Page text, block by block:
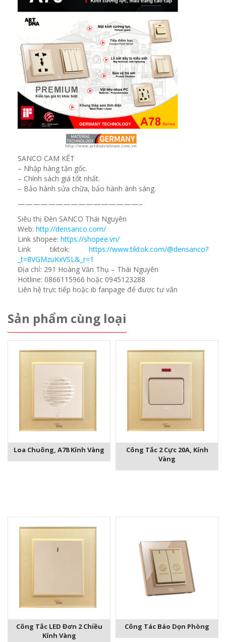
SANCO CAM KẾT
– Nhập hàng tận gốc.
– Chính sách giá tốt nhất.
– Bảo hành sửa chữa, bảo hành ánh sáng.
————————————————–
Siêu thị Đèn SANCO Thái Nguyên
Web: http://densanco.com/
Link shopee: https://shopee.vn/
Link tiktok: https://www.tiktok.com/@densanco?
_t=8VGMzuKxVSL&_r=1
Địa chỉ: 291 Hoàng Văn Thụ – Thái Nguyên
Hotline: 0866115966 hoặc 0945123288
Liên hệ trực tiếp hoặc ib fanpage để được tư vấn
Sản phẩm cùng loại
Loa Chuông, A78 Kính Vàng
Công Tắc 2 Cực 20A, Kính
Vàng
Công Tắc LED Đơn 2 Chiều
Kính Vàng
Công Tác Báo Dọn Phòng